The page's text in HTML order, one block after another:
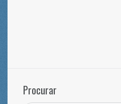
Procurar